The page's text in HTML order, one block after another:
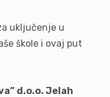
uključenje u
škole i ovaj put
d.o.o. Jelah